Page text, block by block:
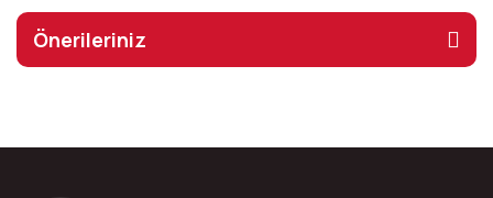
Önerileriniz